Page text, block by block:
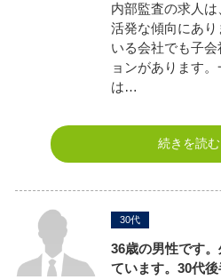
内部監査の求人
活発な傾向にあ
いる会社でも子
ョンがあります
は…
続きを読
30代
36歳の男性です
ています。30代